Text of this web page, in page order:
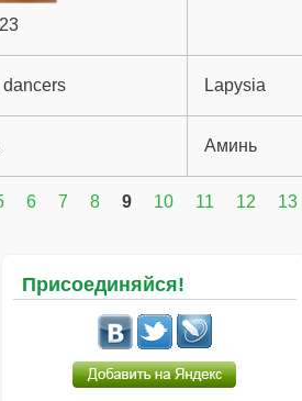
dancers Lapysia
Аминь
6 7 8 9 10 11 12 13
Присоединяйся!